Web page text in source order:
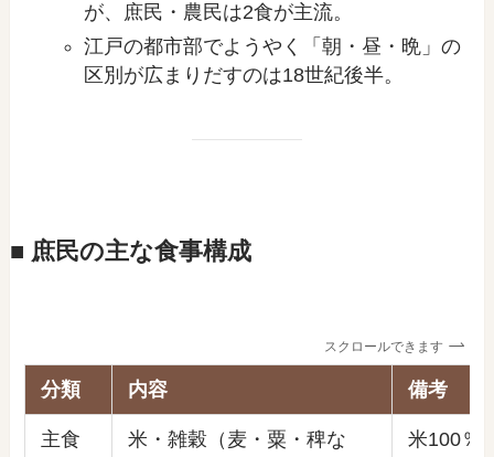
が、庶民・農民は2食が主流。
江戸の都市部でようやく「朝・昼・晩」の
区別が広まりだすのは18世紀後半。
■ 庶民の主な食事構成
スクロールできます
分類 内容 備考
主食
米・雑穀（麦・粟・稗な
米100％